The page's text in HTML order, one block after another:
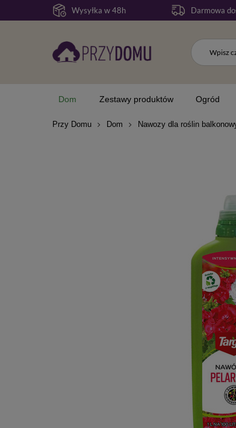
Wysyłka w 48h Darmowa
Dom Zestawy produktów Ogród
Przy Domu Dom Nawozy dla roślin